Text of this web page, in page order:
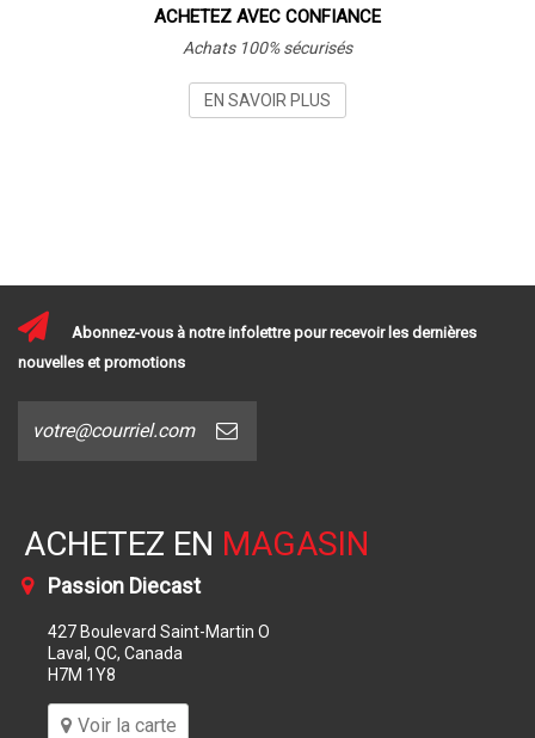
ACHETEZ AVEC CONFIANCE
Achats 100% sécurisés
EN SAVOIR PLUS
Abonnez-vous à notre infolettre pour recevoir les dernières
nouvelles et promotions
ACHETEZ EN MAGASIN
Passion Diecast
427 Boulevard Saint-Martin O
Laval, QC, Canada
H7M 1Y8
Voir la carte